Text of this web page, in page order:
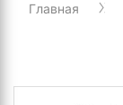
Главная